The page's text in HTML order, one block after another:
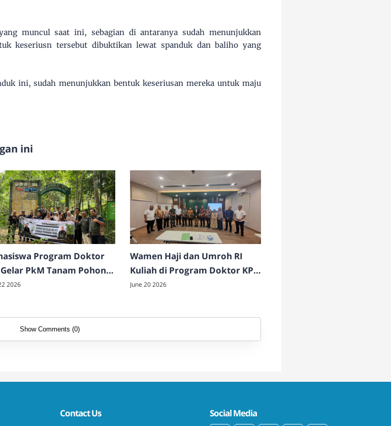
muncul saat ini, sebagian di antaranya sudah menunjukkan
keseriusn tersebut dibuktikan lewat spanduk dan baliho yang
ini, sudah menunjukkan bentuk keseriusan mereka untuk maju
ini
Program Doktor
PkM Tanam Pohon
2026
Wamen Haji dan Umroh RI
Kuliah di Program Doktor KPI
FDK UINSU
June 20 2026
Show Comments (0)
Contact Us Social Media